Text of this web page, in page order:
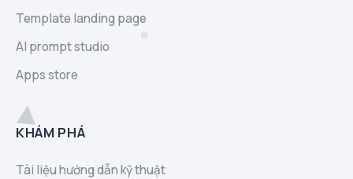
Template landing page
AI prompt studio
Apps store
KHÁM PHÁ
Tài liệu hướng dẫn kỹ thuật